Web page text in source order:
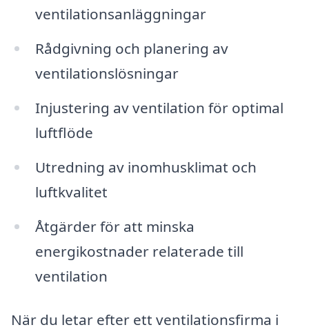
ventilationsanläggningar
Rådgivning och planering av
ventilationslösningar
Injustering av ventilation för optimal
luftflöde
Utredning av inomhusklimat och
luftkvalitet
Åtgärder för att minska
energikostnader relaterade till
ventilation
När du letar efter ett ventilationsfirma i